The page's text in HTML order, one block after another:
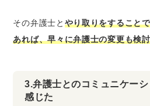
その弁護士と やり取りをすること
あれば、早々に弁護士の変更も検討
3.弁護士とのコミュニケー
感じた